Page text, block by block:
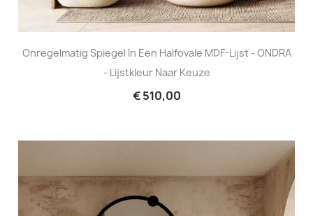
Onregelmatig Spiegel In Een Halfovale MDF-Lijst - ONDRA
- Lijstkleur Naar Keuze
€ 510,00